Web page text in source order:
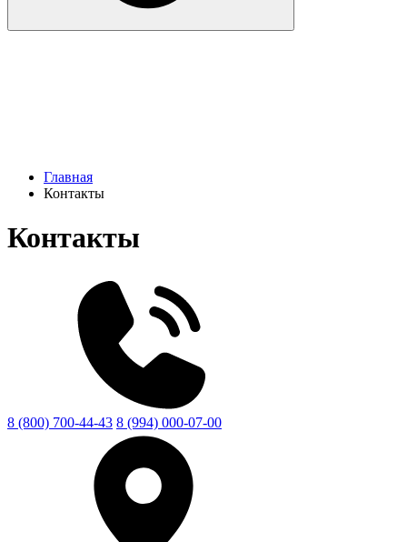
Главная
Контакты
Контакты
8 (800) 700-44-43 8 (994) 000-07-00